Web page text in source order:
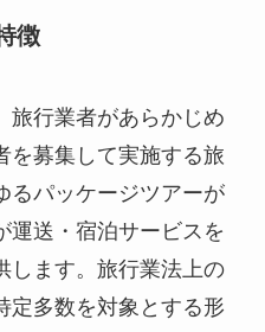
徴
旅行業者があらかじめ
を募集して実施する旅
るパッケージツアーが
運送・宿泊サービスを
します。旅行業法上の
定多数を対象とする形